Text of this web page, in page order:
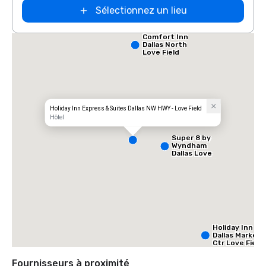
Sélectionnez un lieu
Holiday Inn Express & Suites Dallas NW HWY - Love Field
Hôtel
Holiday Inn
Dallas Market
Ctr Love Field
Comfort Inn
Dallas North
Love Field
Airport
Super 8 by
Wyndham
Dallas Love
Fournisseurs à proximité